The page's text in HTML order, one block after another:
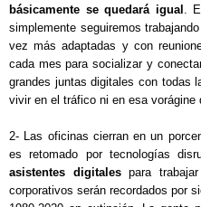
básicamente se quedará igual
.
simplemente seguiremos
vez más adaptadas y con
cada mes para socializar y
grandes juntas digitales con todas
vivir en el tráfico ni en esa vorágine
2- Las oficinas cierran en un
es retomado por tecnologías
asistentes digitales para trabajar
corporativos serán recordados por